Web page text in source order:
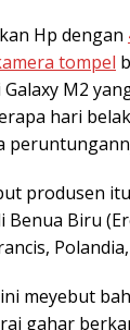
Hp dengan
tompel
M2
hari
produsen
Biru
meyebut
gahar